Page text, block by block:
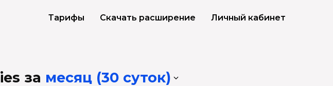
Тарифы Скачать расширение Личный кабинет
за месяц (30 суток)